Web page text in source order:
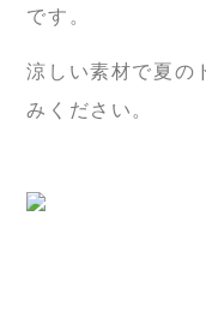
です。
涼しい素材で夏の
みください。